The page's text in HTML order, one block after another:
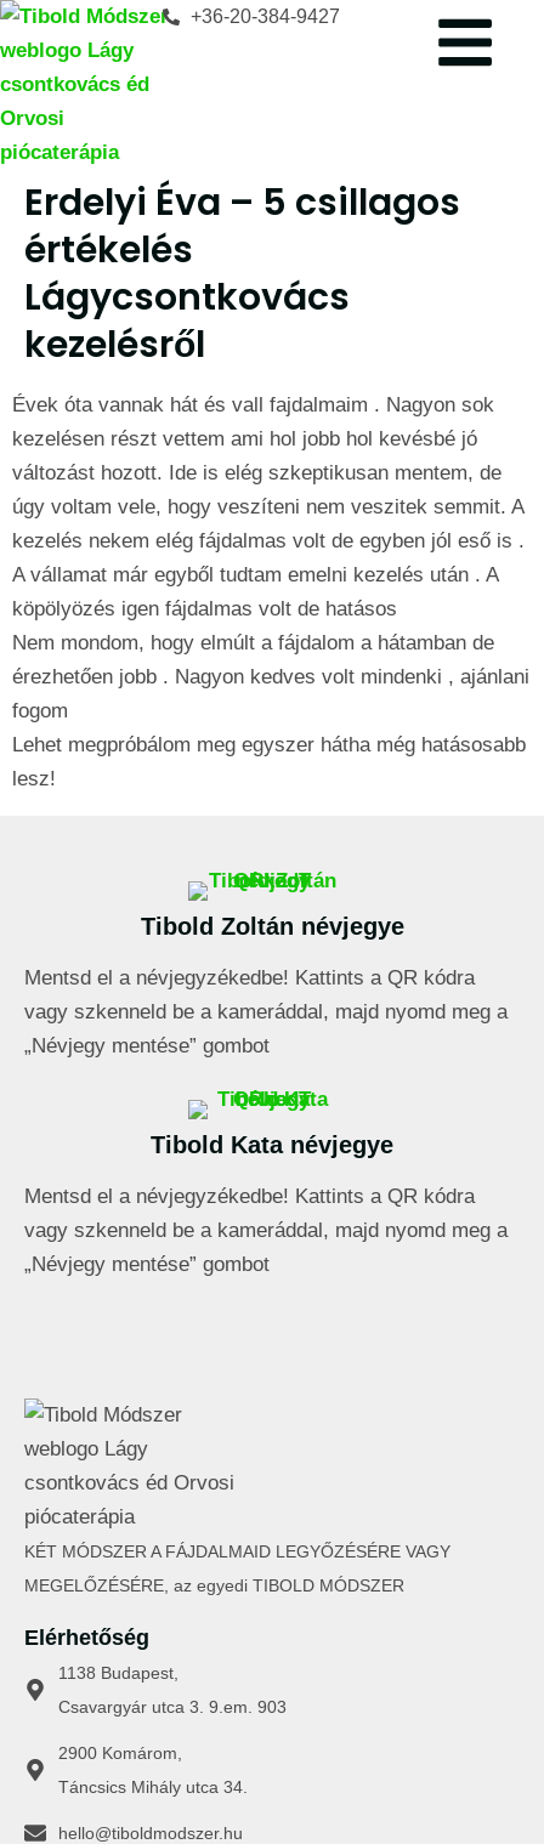
+36-20-384-9427
Erdelyi Éva – 5 csillagos
értékelés
Lágycsontkovács
kezelésről
Évek óta vannak hát és vall fajdalmaim . Nagyon sok
kezelésen részt vettem ami hol jobb hol kevésbé jó
változást hozott. Ide is elég szkeptikusan mentem, de
úgy voltam vele, hogy veszíteni nem veszitek semmit. A
kezelés nekem elég fájdalmas volt de egyben jól eső is .
A vállamat már egyből tudtam emelni kezelés után . A
köpölyözés igen fájdalmas volt de hatásos
Nem mondom, hogy elmúlt a fájdalom a hátamban de
érezhetően jobb . Nagyon kedves volt mindenki , ajánlani
fogom
Lehet megpróbálom meg egyszer hátha még hatásosabb
lesz!
Tibold Zoltán névjegye
Mentsd el a névjegyzékedbe! Kattints a QR kódra
vagy szkenneld be a kameráddal, majd nyomd meg a
„Névjegy mentése” gombot
Tibold Kata névjegye
Mentsd el a névjegyzékedbe! Kattints a QR kódra
vagy szkenneld be a kameráddal, majd nyomd meg a
„Névjegy mentése” gombot
KÉT MÓDSZER A FÁJDALMAID LEGYŐZÉSÉRE VAGY
MEGELŐZÉSÉRE, az egyedi TIBOLD MÓDSZER
Elérhetőség
1138 Budapest,
Csavargyár utca 3. 9.em. 903
2900 Komárom,
Táncsics Mihály utca 34.
hello@tiboldmodszer.hu